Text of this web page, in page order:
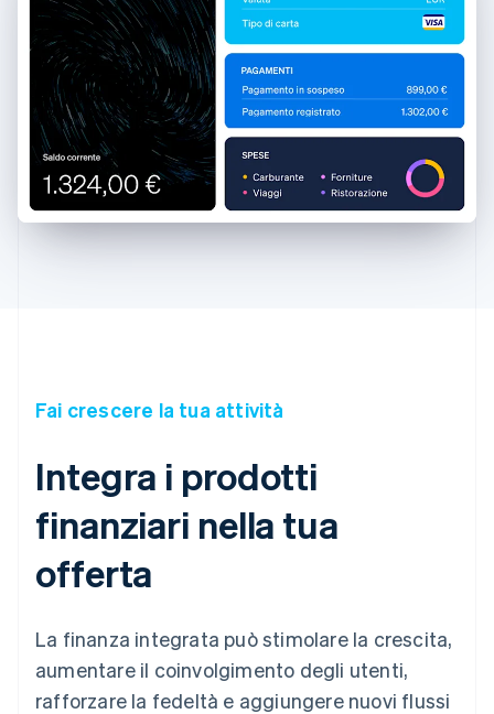
Fai crescere la tua attività
Integra i prodotti
finanziari nella tua
offerta
La finanza integrata può stimolare la crescita,
aumentare il coinvolgimento degli utenti,
rafforzare la fedeltà e aggiungere nuovi flussi